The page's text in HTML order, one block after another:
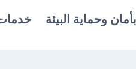
وحماية البيئة